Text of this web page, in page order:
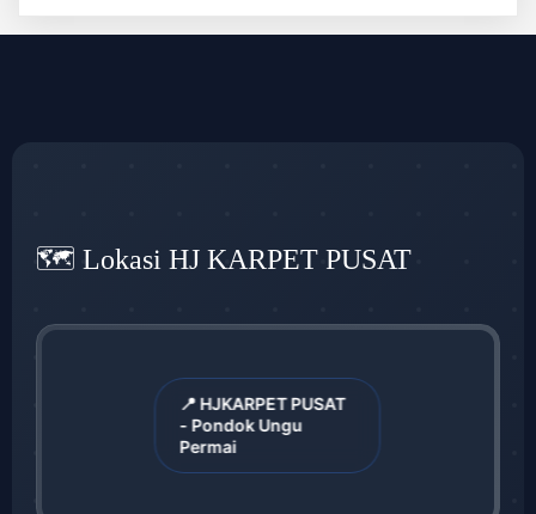
🗺️ Lokasi HJ KARPET PUSAT
📍 HJKARPET PUSAT
- Pondok Ungu
Permai